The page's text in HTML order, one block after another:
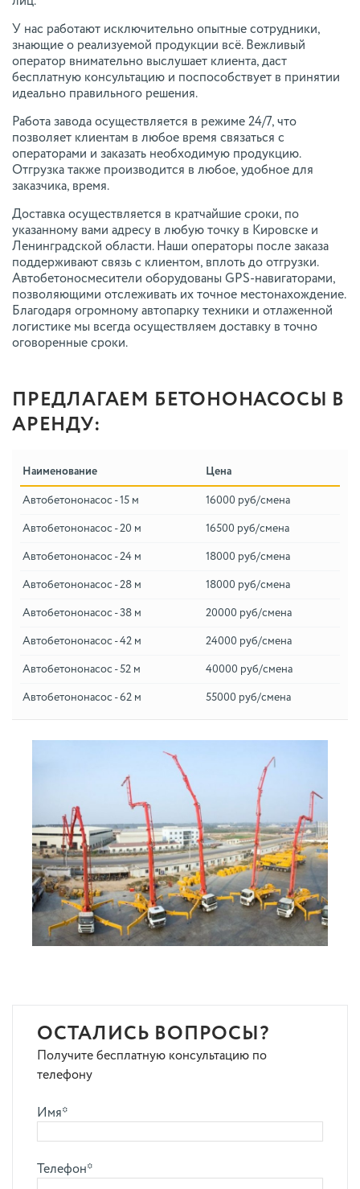
У нас работают исключительно опытные сотрудники,
знающие о реализуемой продукции всё. Вежливый
оператор внимательно выслушает клиента, даст
бесплатную консультацию и поспособствует в принятии
идеально правильного решения.
Работа завода осуществляется в режиме 24/7, что
позволяет клиентам в любое время связаться с
операторами и заказать необходимую продукцию.
Отгрузка также производится в любое, удобное для
заказчика, время.
Доставка осуществляется в кратчайшие сроки, по
указанному вами адресу в любую точку в Кировске и
Ленинградской области. Наши операторы после заказа
поддерживают связь с клиентом, вплоть до отгрузки.
Автобетоносмесители оборудованы GPS-навигаторами,
позволяющими отслеживать их точное местонахождение.
Благодаря огромному автопарку техники и отлаженной
логистике мы всегда осуществляем доставку в точно
оговоренные сроки.
ПРЕДЛАГАЕМ БЕТОНОНАСОСЫ В
АРЕНДУ:
Наименование Цена
Автобетононасос - 15 м 16000 руб/смена
Автобетононасос - 20 м 16500 руб/смена
Автобетононасос - 24 м 18000 руб/смена
Автобетононасос - 28 м 18000 руб/смена
Автобетононасос - 38 м 20000 руб/смена
Автобетононасос - 42 м 24000 руб/смена
Автобетононасос - 52 м 40000 руб/смена
Автобетононасос - 62 м 55000 руб/смена
ОСТАЛИСЬ ВОПРОСЫ?
Получите бесплатную консультацию по
телефону
Имя*
Телефон*